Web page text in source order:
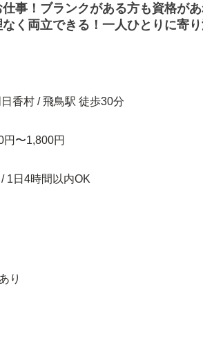
事！ブランクがある方も資格が
く両立できる！一人ひとりに寄
香村 / 飛鳥駅 徒歩30分
円〜1,800円
1日4時間以内OK
り